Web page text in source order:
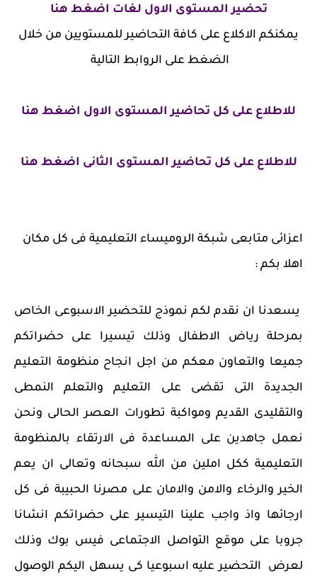
تحضير المستوى الاول لغات اضغط هنا
يمكنكم الاكلاع على كافة التحاضير للمستويين من خلال
الضغط على الروابط التالية
للاطلاع على كل تحاضير المستوى الاول اضغط هنا
للاطلاع على كل تحاضير المستوى الثانى اضغط هنا
اعزائى متابعى شبكة الروميساء التعليمية فى كل مكان
اهلا بكم :
يسعدنا ان نقدم لكم نموذج للتحضير الاسبوعى الخاص
بمرحلة رياض الاطفال وذلك تيسيرا على حضراتكم
جميعا والتعاون معكم من اجل انجاح منظومة التعليم
الجديدة التى تقضى على التعليم والتعلم النمطى
والتقليدى القديم ومواكبة تطورات العصر الحالى ونحن
نعمل جاهدين على المساعدة فى الارتقاء بالمنظومة
التعليمية ككل املين من الله سبحانه وتعالى ان يعم
الخير والرخاء والامن والامان على مصرنا الحبيبة فى كل
ارجائها واذ واجب علينا التيسير على حضراتكم انشانا
جروبا على موقع التواصل الاجتماعى فيس بوك وذلك
لعرض التحضير عليه اسبوعيا كى يسهل اليكم الوصول